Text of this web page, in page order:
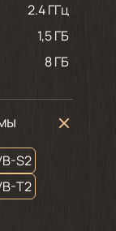
2.4 ГГц
1,5 ГБ
8 ГБ
S2
T2